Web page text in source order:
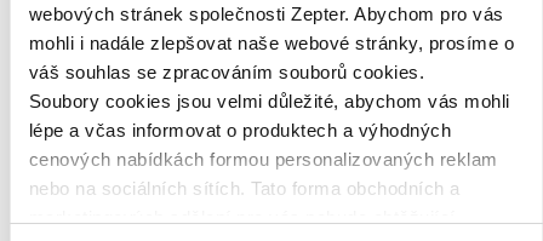
webových stránek společnosti Zepter. Abychom pro vás
mohli i nadále zlepšovat naše webové stránky, prosíme o
váš souhlas se zpracováním souborů cookies.
Soubory cookies jsou velmi důležité, abychom vás mohli
lépe a včas informovat o produktech a výhodných
cenových nabídkách formou personalizovaných reklam
nebo na sociálních sítích. Tato forma obchodních a